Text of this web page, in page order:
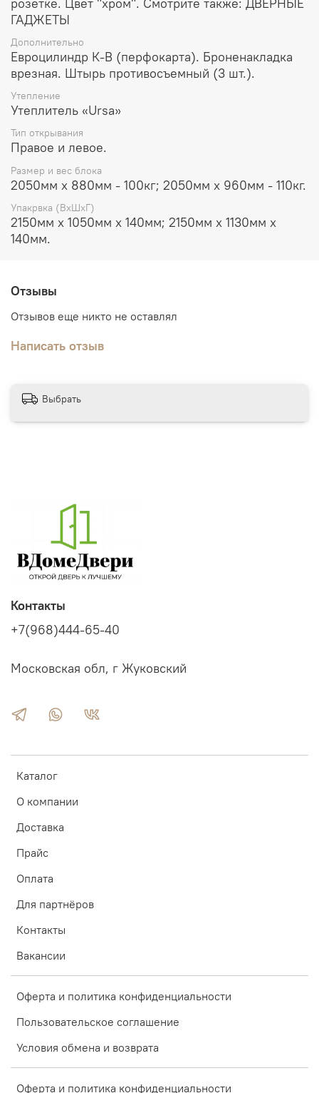
ГАДЖЕТЫ
Дополнительно
Евроцилиндр К-В (перфокарта). Броненакладка
врезная. Штырь противосъемный (3 шт.).
Утепление
Утеплитель «Ursa»
Тип открывания
Правое и левое.
Размер и вес блока
2050мм х 880мм - 100кг; 2050мм х 960мм - 110кг.
Упакрвка (ВхШхГ)
2150мм х 1050мм х 140мм; 2150мм х 1130мм х
140мм.
Отзывы
Отзывов еще никто не оставлял
Написать отзыв
Выбрать
Каталог
О компании
Доставка
Прайс
Оплата
Для партнёров
Контакты
Вакансии
Оферта и политика конфиденциальности
Пользовательское соглашение
Условия обмена и возврата
Оферта и политика конфиденциальности
Контакты
+7(968)444-65-40
Московская обл, г Жуковский